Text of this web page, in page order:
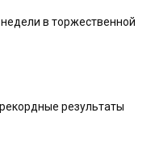
в торжественной
результаты